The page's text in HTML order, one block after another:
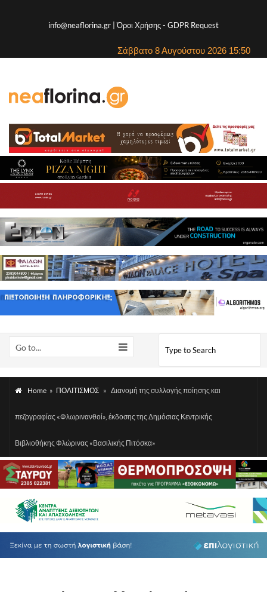
info@neaflorina.gr |Όροι Χρήσης- GDPR Request
Σάββατο 8 Αυγούστου 2026 15:50
Go to...
Home » ΠΟΛΙΤΙΣΜΟΣ » Διανομή της συλλογής ποίησης και
πεζογραφίας «Φλωρινανθοί», έκδοσης της Δημόσιας Κεντρικής
Βιβλιοθήκης Φλώρινας «Βασιλικής Πιτόσκα»